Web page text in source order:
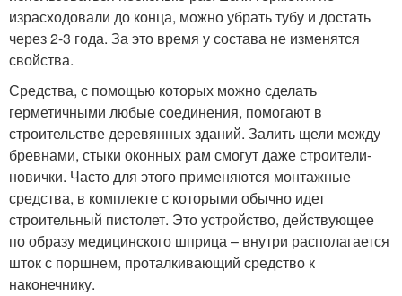
израсходовали до конца, можно убрать тубу и достать
через 2-3 года. За это время у состава не изменятся
свойства.
Средства, с помощью которых можно сделать
герметичными любые соединения, помогают в
строительстве деревянных зданий. Залить щели между
бревнами, стыки оконных рам смогут даже строители-
новички. Часто для этого применяются монтажные
средства, в комплекте с которыми обычно идет
строительный пистолет. Это устройство, действующее
по образу медицинского шприца – внутри располагается
шток с поршнем, проталкивающий средство к
наконечнику.